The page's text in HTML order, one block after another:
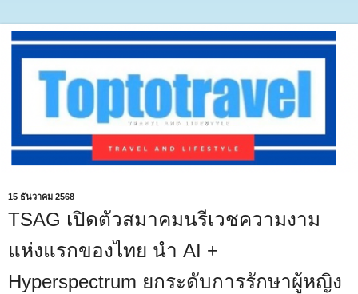
15 ธันวาคม 2568
TSAG เปิดตัวสมาคมนรีเวชความงาม
แห่งแรกของไทย นำ AI +
Hyperspectrum ยกระดับการรักษาผู้หญิง